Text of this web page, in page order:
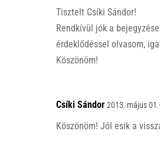
k
Tisztelt Csíki Sándor!
Rendkívül jók a
érdeklődéssel olvasom,
Köszönöm!
Csíki Sándor 2013. május
Köszönöm! Jól esik a